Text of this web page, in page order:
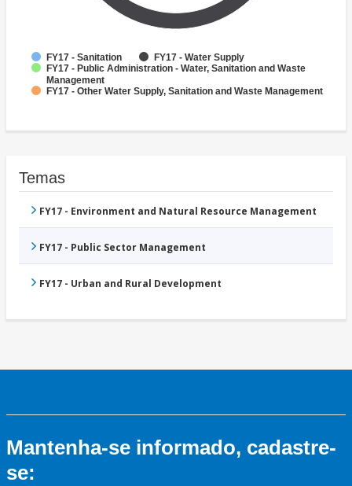
FY17 - Sanitation
FY17 - Water Supply
FY17 - Public Administration - Water, Sanitation and Waste
Management
FY17 - Other Water Supply, Sanitation and Waste Management
Temas
FY17 - Environment and Natural Resource Management
FY17 - Public Sector Management
FY17 - Urban and Rural Development
Mantenha-se informado, cadastre-
se: